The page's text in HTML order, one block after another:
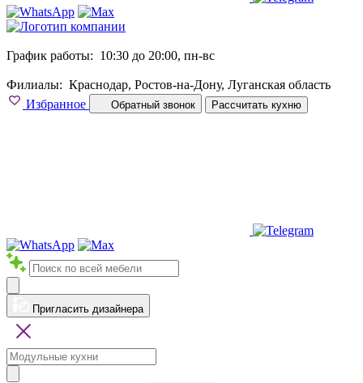
График работы: 10:30 до 20:00, пн-вс
Филиалы: Краснодар, Ростов-на-Дону, Луганская область
Избранное
Обратный звонок Рассчитать кухню
Пригласить дизайнера